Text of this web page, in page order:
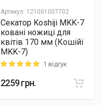
Артикул: 121001007702
Секатор Koshiji MKK-7
ковані ножиці для
квітів 170 мм (Кошійї
MKK-7)
Rating: 5 out of 51 відгук
2259грн.